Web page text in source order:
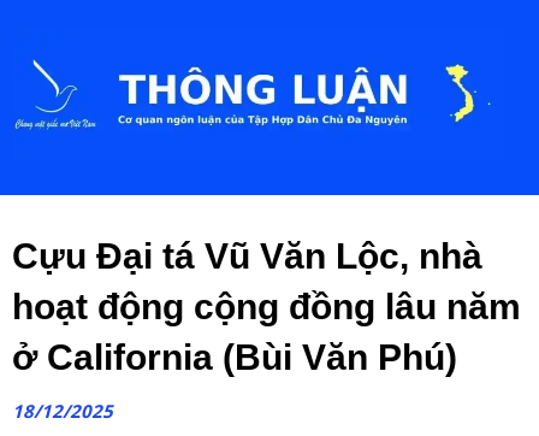
Cựu Đại tá Vũ Văn Lộc, nhà
hoạt động cộng đồng lâu năm
ở California (Bùi Văn Phú)
18/12/2025